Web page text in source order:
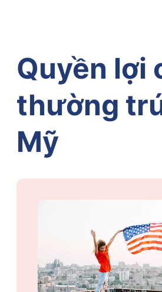
Quyền lợi
thường
Mỹ